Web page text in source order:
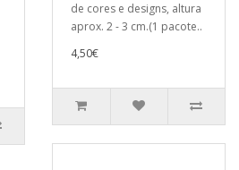
de cores e designs, altura
aprox. 2 - 3 cm.(1 pacote..
4,50€